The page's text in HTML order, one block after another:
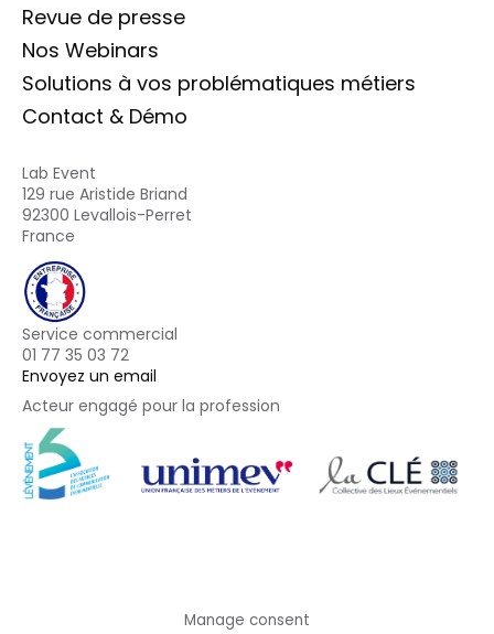
Revue de presse
Nos Webinars
Solutions à vos problématiques métiers
Contact & Démo
Lab Event
129 rue Aristide Briand
92300 Levallois-Perret
France
Service commercial
01 77 35 03 72
Envoyez un email
Acteur engagé pour la profession
Manage consent